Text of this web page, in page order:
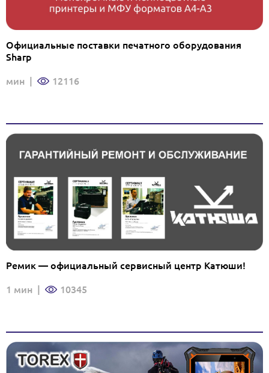
Официальные поставки печатного оборудования
Sharp
мин 12116
Ремик — официальный сервисный центр Катюши!
1 мин 10345